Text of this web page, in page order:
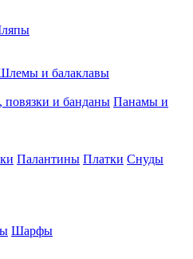
и балаклавы
и банданы Панамы и
Палантины Платки Снуды
Шарфы